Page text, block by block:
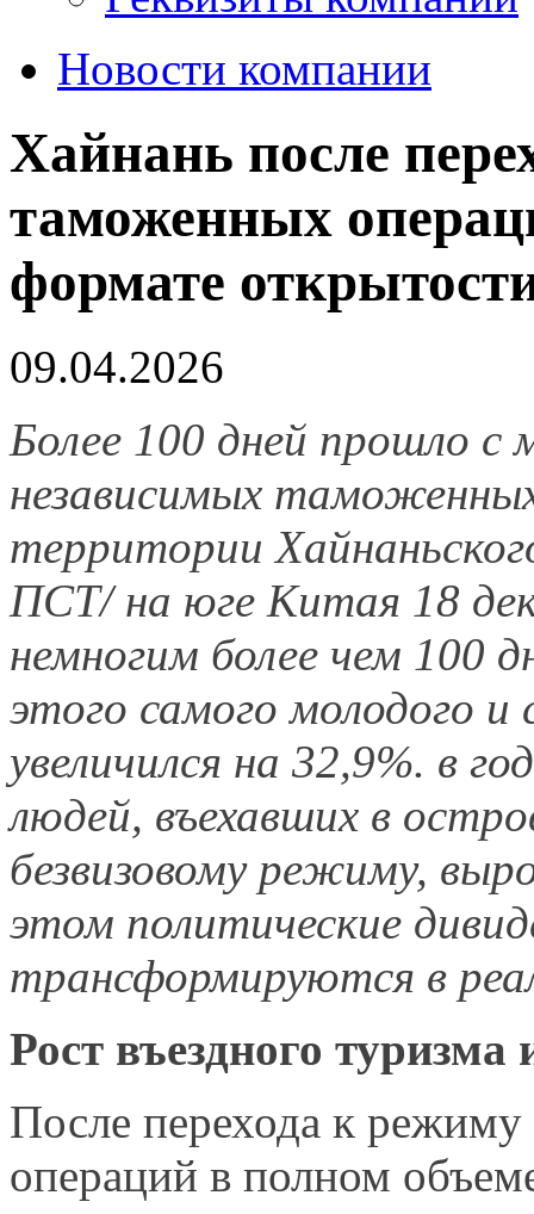
Новости компании
Хайнань после
таможенных
формате
09.04.2026
Более 100 дней прошло
независимых
территории
ПСТ/ на юге Китая 18
немногим более чем 100
этого самого молодого
увеличился на 32,9%. в
людей, въехавших в
безвизовому режиму,
этом политические
трансформируются в
Рост въездного туризма
После перехода к
операций в полном